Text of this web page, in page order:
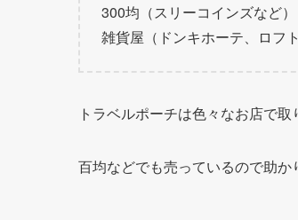
300均（スリーコインズなど）
雑貨屋（ドンキホーテ、ロフ
トラベルポーチは色々なお店で取
百均などでも売っているので助か